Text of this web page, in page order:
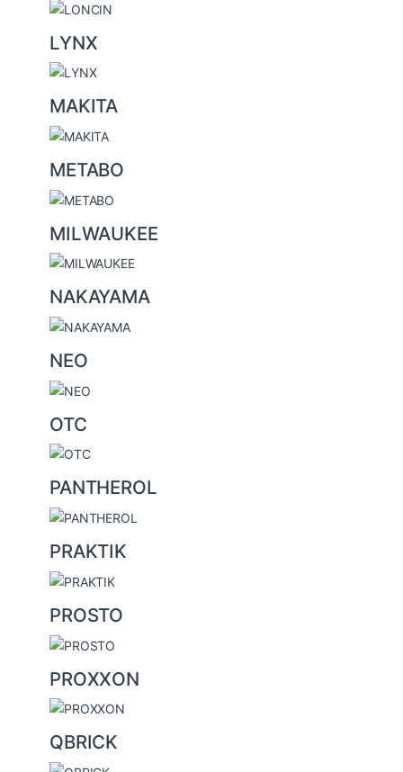
LYNX
MAKITA
METABO
MILWAUKEE
NAKAYAMA
NEO
OTC
PANTHEROL
PRAKTIK
PROSTO
PROXXON
QBRICK